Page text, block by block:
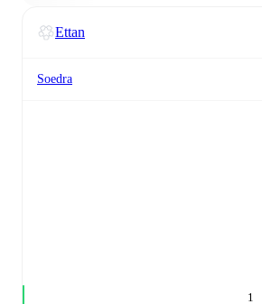
Ettan
Soedra
1